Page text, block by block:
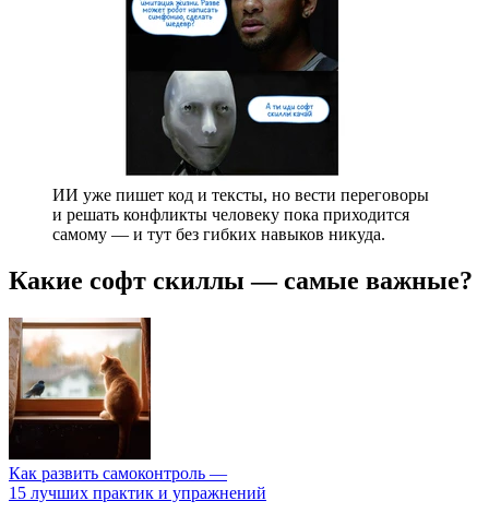
ИИ уже пишет код и тексты, но вести переговоры
и решать конфликты человеку пока приходится
самому — и тут без гибких навыков никуда.
Какие софт скиллы — самые важные?
Как развить самоконтроль —
15 лучших практик и упражнений